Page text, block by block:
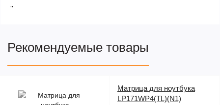
''
Рекомендуемые товары
Матрица для ноутбука
LP171WP4(TL)(N1)